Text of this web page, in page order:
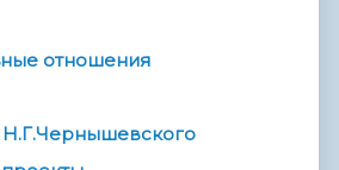
отношения
Н.Г.Чернышевского